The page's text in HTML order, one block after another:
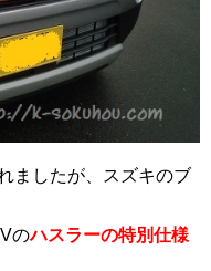
ましたが、スズキのブ
のハスラーの特別仕様